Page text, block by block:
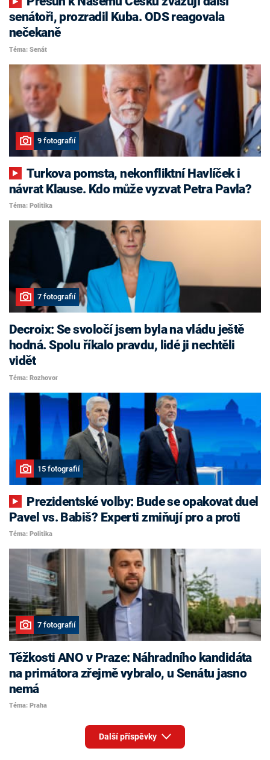
senátoři, prozradil Kuba. ODS reagovala
nečekaně
Téma: Senát
9 fotografií
Turkova pomsta, nekonfliktní Havlíček i
návrat Klause. Kdo může vyzvat Petra Pavla?
Téma: Politika
7 fotografií
Decroix: Se svoločí jsem byla na vládu ještě
hodná. Spolu říkalo pravdu, lidé ji nechtěli
vidět
Téma: Rozhovor
15 fotografií
Pavel vs. Babiš? Experti zmiňují pro a proti
Téma: Politika
7 fotografií
Těžkosti ANO v Praze: Náhradního kandidáta
na primátora zřejmě vybralo, u Senátu jasno
nemá
Téma: Praha
Další příspěvky